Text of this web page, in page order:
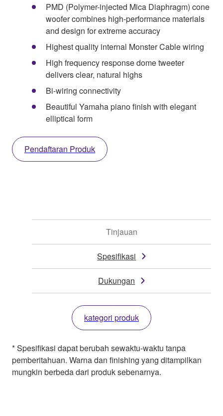
PMD (Polymer-injected Mica Diaphragm) cone
woofer combines high-performance materials
and design for extreme accuracy
Highest quality internal Monster Cable wiring
High frequency response dome tweeter
delivers clear, natural highs
Bi-wiring connectivity
Beautiful Yamaha piano finish with elegant
elliptical form
Pendaftaran Produk
Tinjauan
Spesifikasi
Dukungan
kategori produk
* Spesifikasi dapat berubah sewaktu-waktu tanpa
pemberitahuan. Warna dan finishing yang ditampilkan
mungkin berbeda dari produk sebenarnya.